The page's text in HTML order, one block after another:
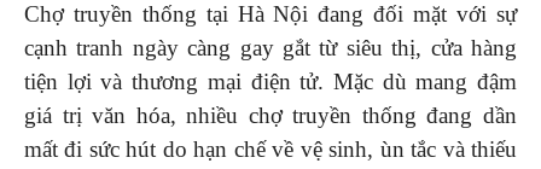
Chợ truyền thống tại Hà Nội đang đối mặt với sự
cạnh tranh ngày càng gay gắt từ siêu thị, cửa hàng
tiện lợi và thương mại điện tử. Mặc dù mang đậm
giá trị văn hóa, nhiều chợ truyền thống đang dần
mất đi sức hút do hạn chế về vệ sinh, ùn tắc và thiếu